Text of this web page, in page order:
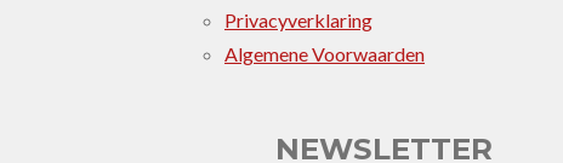
Privacyverklaring
Algemene Voorwaarden
NEWSLETTER